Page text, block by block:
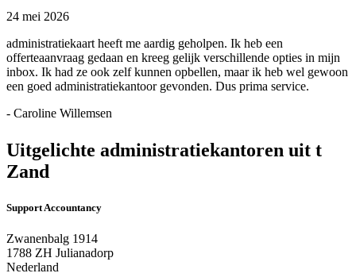
24 mei 2026
administratiekaart heeft me aardig geholpen. Ik heb een
offerteaanvraag gedaan en kreeg gelijk verschillende opties in mijn
inbox. Ik had ze ook zelf kunnen opbellen, maar ik heb wel gewoon
een goed administratiekantoor gevonden. Dus prima service.
- Caroline Willemsen
Uitgelichte administratiekantoren uit t
Zand
Support Accountancy
Zwanenbalg 1914
1788 ZH Julianadorp
Nederland